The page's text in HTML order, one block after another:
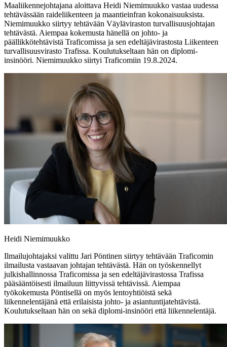
Maaliikennejohtajana aloittava Heidi Niemimuukko vastaa uudessa
tehtävässään raideliikenteen ja maantieinfran kokonaisuuksista.
Niemimuukko siirtyy tehtävään Väyläviraston turvallisuusjohtajan
tehtävästä. Aiempaa kokemusta hänellä on johto- ja
päällikkötehtävistä Traficomissa ja sen edeltäjävirastosta Liikenteen
turvallisuusvirasto Trafissa. Koulutukseltaan hän on diplomi-
insinööri. Niemimuukko siirtyi Traficomiin 19.8.2024.
Heidi Niemimuukko
Ilmailujohtajaksi valittu Jari Pöntinen siirtyy tehtävään Traficomin
ilmailusta vastaavan johtajan tehtävästä. Hän on työskennellyt
julkishallinnossa Traficomissa ja sen edeltäjävirastossa Trafissa
pääsääntöisesti ilmailuun liittyvissä tehtävissä. Aiempaa
työkokemusta Pöntisellä on myös lentoyhtiöistä sekä
liikennelentäjänä että erilaisista johto- ja asiantuntijatehtävistä.
Koulutukseltaan hän on sekä diplomi-insinööri että liikennelentäjä.